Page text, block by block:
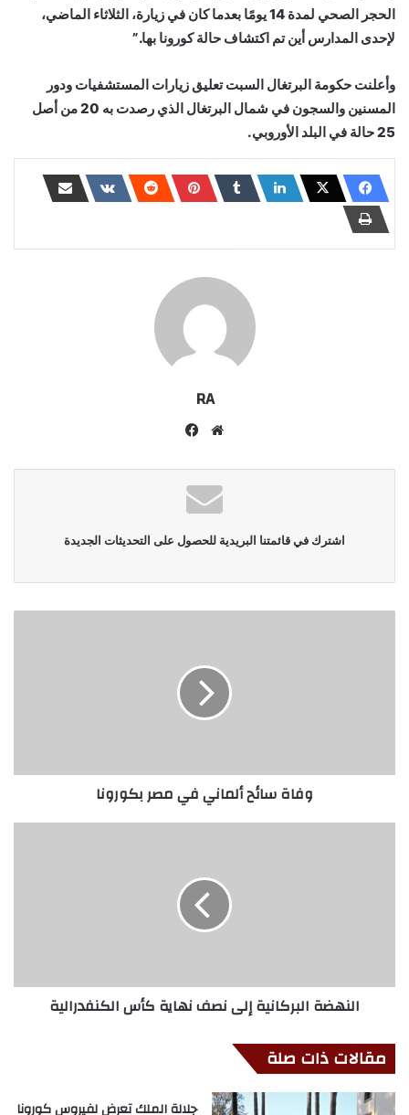
الحجر الصحي لمدة 14 يومًا بعدما كان في زيارة، الثلاثاء الماضي،
لإحدى المدارس أين تم اكتشاف حالة كورونا بها.”
وأعلنت حكومة البرتغال السبت تعليق زيارات المستشفيات ودور
المسنين والسجون في شمال البرتغال الذي رصدت به 20 من أصل
25 حالة في البلد الأوروبي.
RA
موقع
اشترك في قائمتنا البريدية للحصول على التحديثات الجديدة
وفاة سائح ألماني في مصر بكورونا
النهضة البركانية إلى نصف نهاية كأس الكنفدرالية
مقالات ذات صلة
جلالة الملك تعرض لفيروس كورونا